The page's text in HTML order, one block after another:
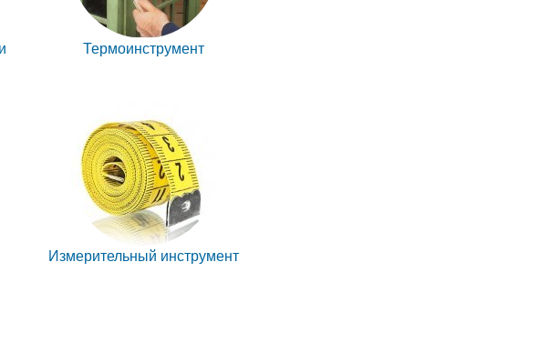
Термоинструмент
Измерительный инструмент